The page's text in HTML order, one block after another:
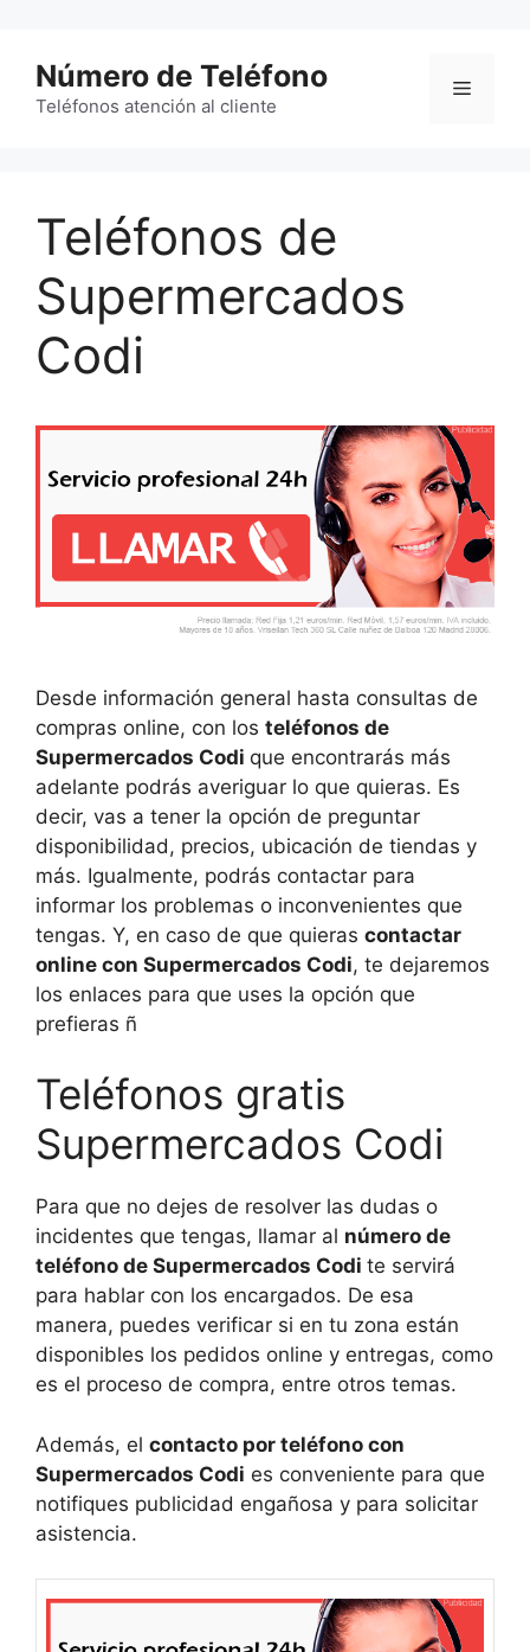
contenido
Número de Teléfono
Teléfonos atención al cliente
Menú
Teléfonos de
Supermercados
Codi
Desde información general hasta consultas de
compras online, con los teléfonos de
Supermercados Codi que encontrarás más
adelante podrás averiguar lo que quieras. Es
decir, vas a tener la opción de preguntar
disponibilidad, precios, ubicación de tiendas y
más. Igualmente, podrás contactar para
informar los problemas o inconvenientes que
tengas. Y, en caso de que quieras contactar
online con Supermercados Codi, te dejaremos
los enlaces para que uses la opción que
prefieras ñ
Teléfonos gratis
Supermercados Codi
Para que no dejes de resolver las dudas o
incidentes que tengas, llamar al número de
teléfono de Supermercados Codi te servirá
para hablar con los encargados. De esa
manera, puedes verificar si en tu zona están
disponibles los pedidos online y entregas, como
es el proceso de compra, entre otros temas.
Además, el contacto por teléfono con
Supermercados Codi es conveniente para que
notifiques publicidad engañosa y para solicitar
asistencia.